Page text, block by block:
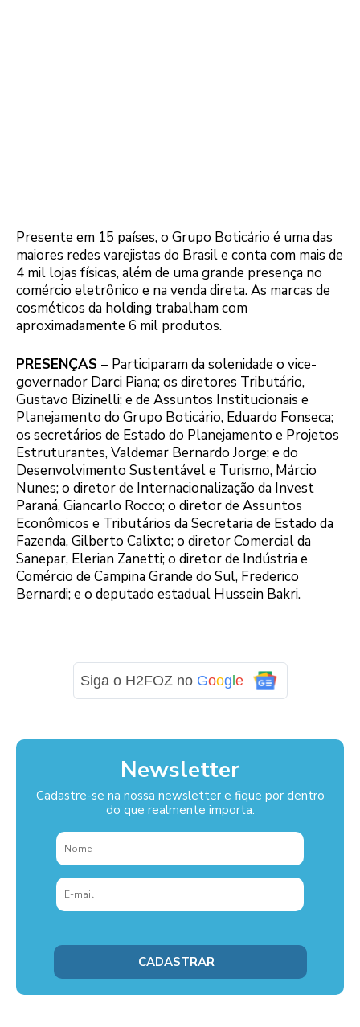
Presente em 15 países, o Grupo Boticário é uma das
maiores redes varejistas do Brasil e conta com mais de
4 mil lojas físicas, além de uma grande presença no
comércio eletrônico e na venda direta. As marcas de
cosméticos da holding trabalham com
aproximadamente 6 mil produtos.
PRESENÇAS – Participaram da solenidade o vice-
governador Darci Piana; os diretores Tributário,
Gustavo Bizinelli; e de Assuntos Institucionais e
Planejamento do Grupo Boticário, Eduardo Fonseca;
os secretários de Estado do Planejamento e Projetos
Estruturantes, Valdemar Bernardo Jorge; e do
Desenvolvimento Sustentável e Turismo, Márcio
Nunes; o diretor de Internacionalização da Invest
Paraná, Giancarlo Rocco; o diretor de Assuntos
Econômicos e Tributários da Secretaria de Estado da
Fazenda, Gilberto Calixto; o diretor Comercial da
Sanepar, Elerian Zanetti; o diretor de Indústria e
Comércio de Campina Grande do Sul, Frederico
Bernardi; e o deputado estadual Hussein Bakri.
Siga o H2FOZ no Google
Newsletter
Cadastre-se na nossa newsletter e fique por dentro
do que realmente importa.